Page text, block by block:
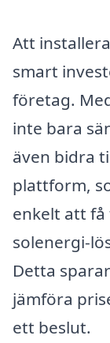
Att
smart
företag.
inte bara
även bidra
plattform,
enkelt att
solenergi-
Detta
jämföra
ett beslut.